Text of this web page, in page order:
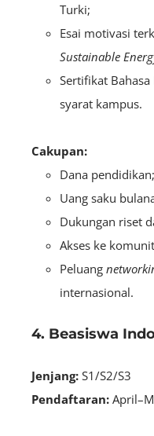
Turki;
Esai motivasi
Sustainable
Sertifikat Bahasa
syarat kampus.
Cakupan:
Dana pendidikan;
Uang saku
Dukungan riset
Akses ke
Peluang
internasional.
4. Beasiswa
Jenjang: S1/S2/S3
Pendaftaran: